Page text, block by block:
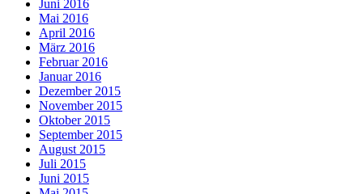
Juni 2016
Mai 2016
April 2016
März 2016
Februar 2016
Januar 2016
Dezember 2015
November 2015
Oktober 2015
September 2015
August 2015
Juli 2015
Juni 2015